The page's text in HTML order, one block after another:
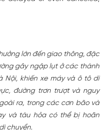
lớn đến giao thông, đặc
gây ngập lụt ở các thành
Nội, khiến xe máy và ô tô di
đường trơn trượt và nguy
ra, trong các cơn bão và
và tàu hỏa có thể bị hoãn
chuyển.